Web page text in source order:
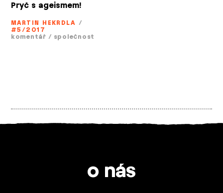
Pryč s ageismem!
MARTIN HEKRDLA /
#5/2017
komentář / společnost
o nás